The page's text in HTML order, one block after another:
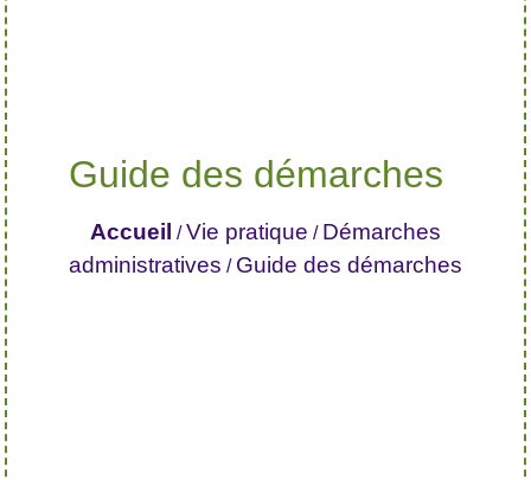
Guide des démarches
Accueil /Vie pratique / Démarches
administratives / Guide des démarches